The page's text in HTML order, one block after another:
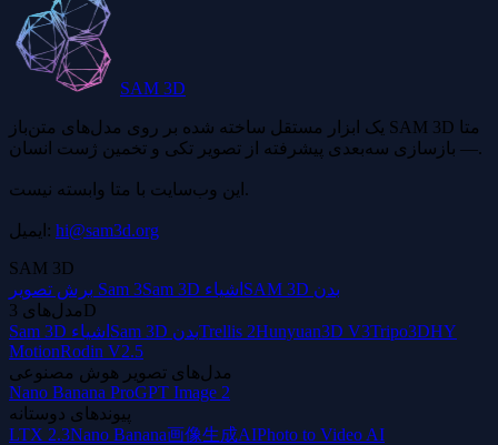
SAM 3D
یک ابزار مستقل ساخته شده بر روی مدل‌های متن‌باز SAM 3D متا
— بازسازی سه‌بعدی پیشرفته از تصویر تکی و تخمین ژست انسان.
این وب‌سایت با متا وابسته نیست.
ایمیل: hi@sam3d.org
SAM 3D
برش تصویر Sam 3
Sam 3D اشیاء
SAM 3D بدن
مدل‌های 3D
Sam 3D اشیاء
Sam 3D بدنTrellis 2Hunyuan3D V3Tripo3DHY
MotionRodin V2.5
مدل‌های تصویر هوش مصنوعی
Nano Banana ProGPT Image 2
پیوندهای دوستانه
LTX 2.3Nano Banana画像生成AIPhoto to Video AI